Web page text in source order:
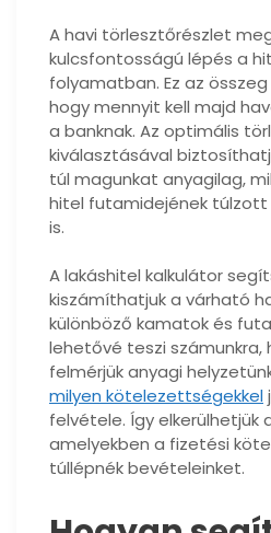
A havi törlesztőrészlet
kulcsfontosságú lépés a
folyamatban. Ez az
hogy mennyit kell majd
a banknak. Az optimális
kiválasztásával
túl magunkat anyagilag,
hitel futamidejének
is.
A lakáshitel kalkulátor
kiszámíthatjuk a várható
különböző kamatok és
lehetővé teszi számunkra,
felmérjük anyagi
milyen kötelezettségekkel
felvétele. Így elkerülhetjük
amelyekben a fizetési
túllépnék bevételeinket.